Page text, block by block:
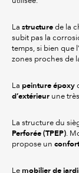
La structure de la
subit pas la
temps, si bien que
zones proches de
La peinture époxy
d’extérieur une
La structure du
Perforée (TPEP).
propose un
Le